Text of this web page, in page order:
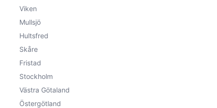
Viken
Mullsjö
Hultsfred
Skåre
Fristad
Stockholm
Västra Götaland
Östergötland